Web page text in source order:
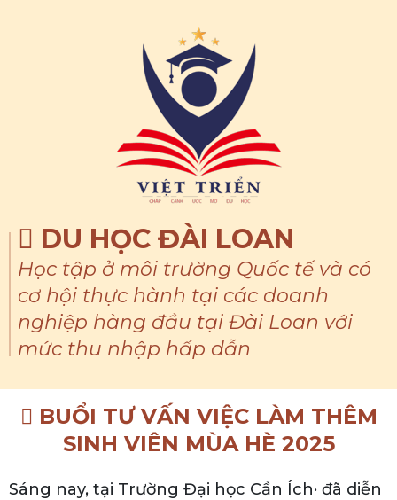
DU HỌC ĐÀI LOAN
Học tập ở môi trường Quốc tế và có
cơ hội thực hành tại các doanh
nghiệp hàng đầu tại Đài Loan với
mức thu nhập hấp dẫn
BUỔI TƯ VẤN VIỆC LÀM THÊM
SINH VIÊN MÙA HÈ 2025
Sáng nay, tại Trường Đại học Cần Ích· đã diễn